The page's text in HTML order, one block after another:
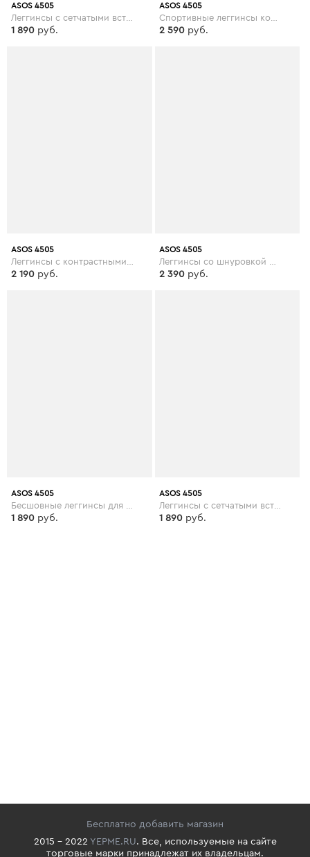
ASOS 4505
1 890 руб.
ASOS 4505
Спортивные леггинсы колор блок ASOS 4505 - Оранжевый
2 590 руб.
ASOS 4505
2 190 руб.
ASOS 4505
2 390 руб.
ASOS 4505
1 890 руб.
ASOS 4505
Леггинсы с сетчатыми вставками ASOS 4505 Curve - Черный
1 890 руб.
Бесплатно добавить магазин
2015 - 2022 YEPME.RU. Все, используемые на сайте
торговые марки принадлежат их владельцам.